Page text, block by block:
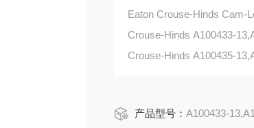
Eaton Crouse-Hinds Cam-
Crouse-Hinds A100433-
Crouse-Hinds A100435-
产品型号：A100433-